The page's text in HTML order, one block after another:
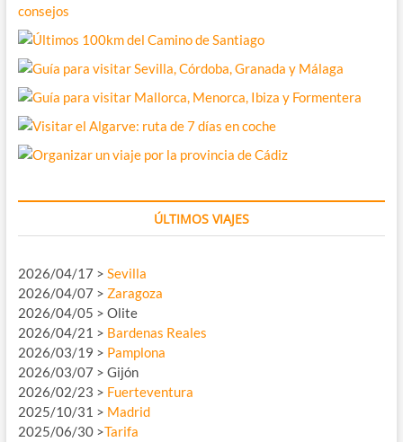
ÚLTIMOS VIAJES
2026/04/17 > Sevilla
2026/04/07 > Zaragoza
2026/04/05 > Olite
2026/04/21 > Bardenas Reales
2026/03/19 > Pamplona
2026/03/07 > Gijón
2026/02/23 > Fuerteventura
2025/10/31 > Madrid
2025/06/30 >Tarifa